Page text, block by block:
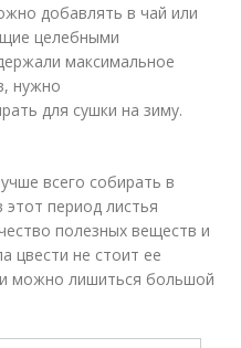
добавлять в чай или
целебными
максимальное
нужно
для сушки на зиму.
всего собирать в
период листья
полезных веществ и
цвести не стоит ее
можно лишиться большой